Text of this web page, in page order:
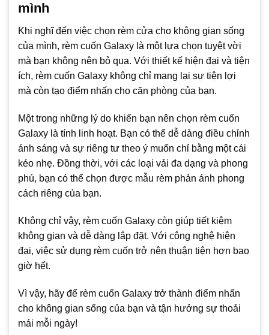
mình
Khi nghĩ đến việc chọn rèm cửa cho không gian sống
của mình, rèm cuốn Galaxy là một lựa chọn tuyệt vời
mà bạn không nên bỏ qua. Với thiết kế hiện đại và tiện
ích, rèm cuốn Galaxy không chỉ mang lại sự tiện lợi
mà còn tạo điểm nhấn cho căn phòng của bạn.
Một trong những lý do khiến bạn nên chọn rèm cuốn
Galaxy là tính linh hoạt. Bạn có thể dễ dàng điều chỉnh
ánh sáng và sự riêng tư theo ý muốn chỉ bằng một cái
kéo nhẹ. Đồng thời, với các loại vải đa dạng và phong
phú, bạn có thể chọn được mẫu rèm phản ánh phong
cách riêng của bạn.
Không chỉ vậy, rèm cuốn Galaxy còn giúp tiết kiệm
không gian và dễ dàng lắp đặt. Với công nghệ hiện
đại, việc sử dụng rèm cuốn trở nên thuận tiện hơn bao
giờ hết.
Vì vậy, hãy để rèm cuốn Galaxy trở thành điểm nhấn
cho không gian sống của bạn và tận hưởng sự thoải
mái mỗi ngày!